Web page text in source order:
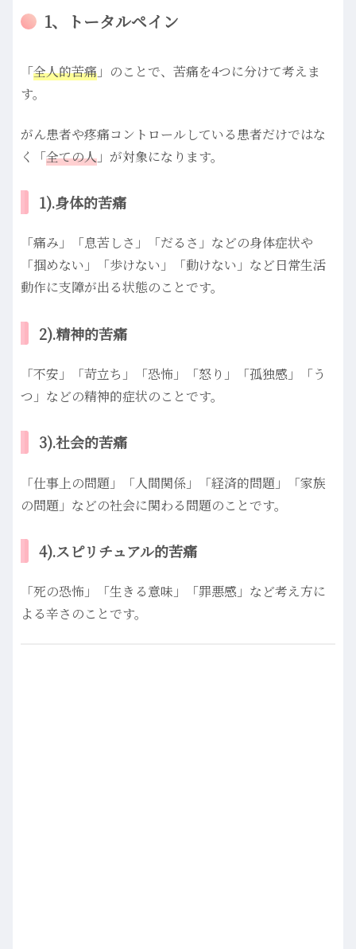
1、トータルペイン
「全人的苦痛 」のことで、苦痛を4つに分けて考えま
す。
がん患者や疼痛コントロールしている患者だけではな
く「全ての人 」が対象になります。
1).身体的苦痛
「痛み」「息苦しさ」「だるさ」などの身体症状や
「掴めない」「歩けない」「動けない」など日常生活
動作に支障が出る状態のことです。
2).精神的苦痛
「不安」「苛立ち」「恐怖」「怒り」「孤独感」「う
つ」などの精神的症状のことです。
3).社会的苦痛
「仕事上の問題」「人間関係」「経済的問題」「家族
の問題」などの社会に関わる問題のことです。
4).スピリチュアル的苦痛
「死の恐怖」「生きる意味」「罪悪感」など考え方に
よる辛さのことです。